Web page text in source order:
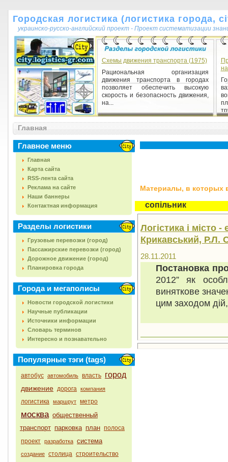
Городская логистика (логистика города,
украинско-русско-английский проект - Проект систематизации
Схемы движения транспорта (1975)
Рациональная организация
движения транспорта в городах
позволяет обеспечить высокую
скорость и безопасность движения,
на...
Главная
Главное меню
Главная
Карта сайта
RSS-лента сайта
Реклама на сайте
Наши баннеры
Контактная информация
Разделы логистики
Грузовые перевозки (город)
Пассажирские перевозки (город)
Дорожное движение (город)
Планировка города
Города и мегаполисы
Новости городской логистики
Научные публикации
Источники информации
Словарь терминов
Интересно и познавательно
Популярные тэги (tags)
автобус автомобиль власть город
движение дорога компания
логистика маршрут метро
москва общественный
транспорт парковка план полоса
проект разработка система
создание столица строительство
Материалы, в которых
сопільник
Логістика і місто
Крикавський, Р.Л.
28.11.2011
Постановка
2012” як
виняткове
цим заходом